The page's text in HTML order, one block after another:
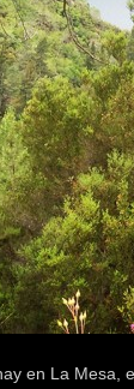
en La Mesa,